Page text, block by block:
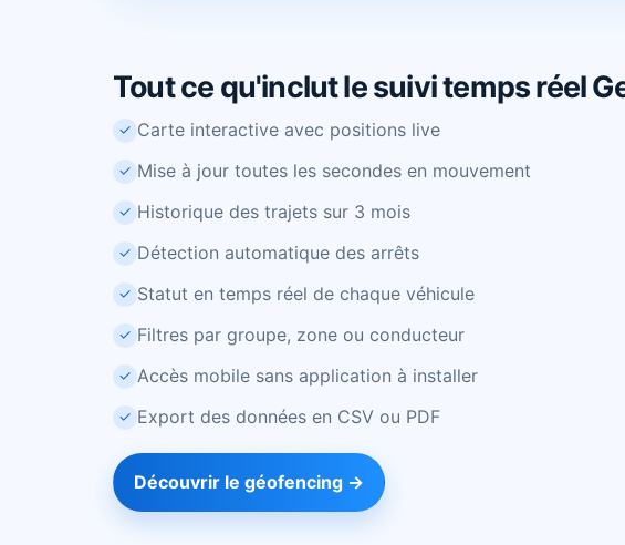
Tout ce qu'inclut le suivi temps réel
✓ Carte interactive avec positions live
✓ Mise à jour toutes les secondes en mouvement
✓ Historique des trajets sur 3 mois
✓ Détection automatique des arrêts
✓ Statut en temps réel de chaque véhicule
✓ Filtres par groupe, zone ou conducteur
✓ Accès mobile sans application à installer
✓ Export des données en CSV ou PDF
Découvrir le géofencing →